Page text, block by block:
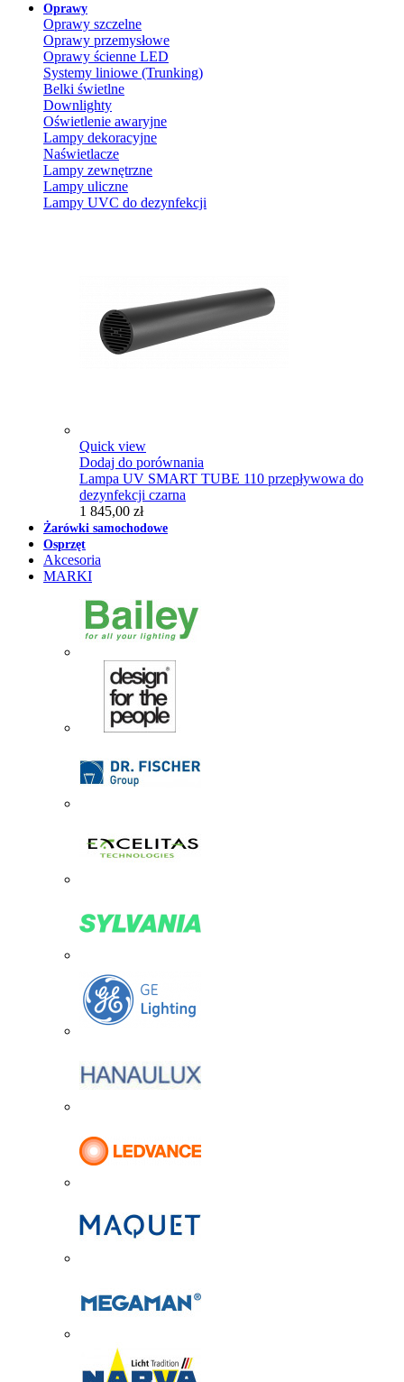
Oprawy
Oprawy szczelne
Oprawy przemysłowe
Oprawy ścienne LED
Systemy liniowe (Trunking)
Belki świetlne
Downlighty
Oświetlenie awaryjne
Lampy dekoracyjne
Naświetlacze
Lampy zewnętrzne
Lampy uliczne
Lampy UVC do dezynfekcji
Quick view
Dodaj do porównania
Lampa UV SMART TUBE 110 przepływowa do
dezynfekcji czarna
1 845,00 zł
Żarówki samochodowe
Osprzęt
Akcesoria
MARKI